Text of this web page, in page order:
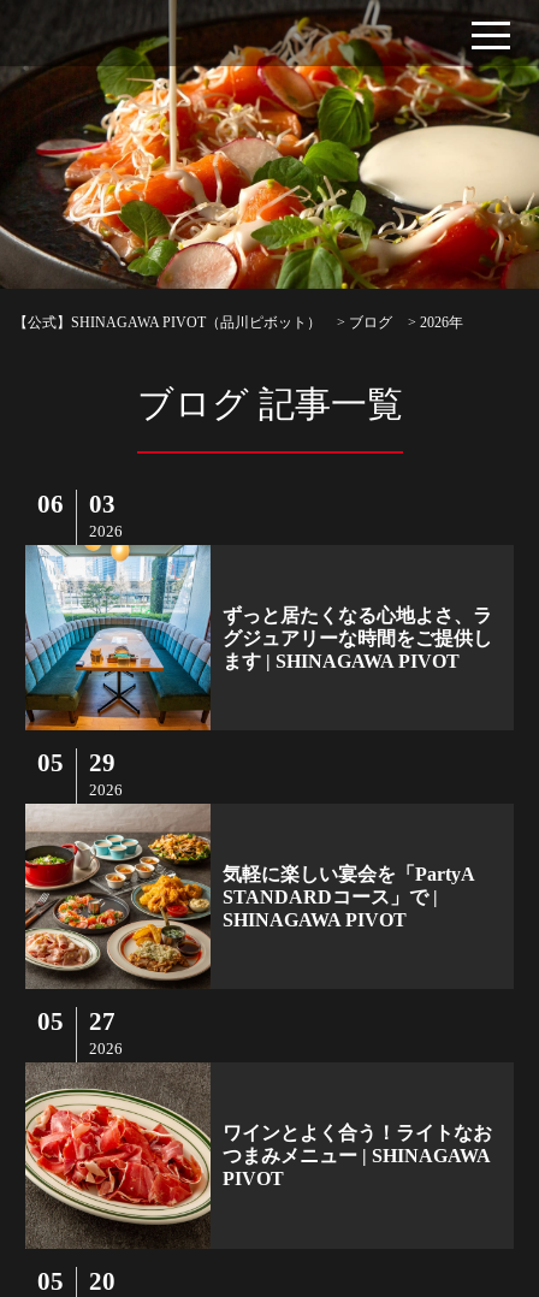
【公式】SHINAGAWA PIVOT（品川ピボット） > ブログ >2026年
ブログ 記事一覧
06 03
2026
ずっと居たくなる心地よさ、ラ
グジュアリーな時間をご提供し
ます | SHINAGAWA PIVOT
05 29
2026
気軽に楽しい宴会を「PartyA
STANDARDコース」で |
SHINAGAWA PIVOT
05 27
2026
ワインとよく合う！ライトなお
つまみメニュー | SHINAGAWA
PIVOT
05 20